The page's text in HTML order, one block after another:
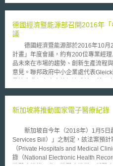
德國經濟暨能源部召開2016年
議
德國經濟暨能源部於2016年10月
計畫」年度會議，約有200位專業經
品未來在市場的趨勢、創新生產流程
意見。聯邦政府中小企業處代表
當的補助。 經濟暨能源部以「中小企業創新核心計畫」補助中小企
與的企業更具有產業競爭優勢，此計
（Zentrales Innovationsprogramm
全國範圍、不限制技術領域和行業的
包括與之合作的研究機構。ZIM計畫
499人，同時年營業額低於5000萬歐
的企業。該計畫整合過往其他許多補
新加坡將推動國家電子醫療紀錄
新加坡自今年（2018年）1月5日
Services Bill）」之制定，該法案預
（Private Hospitals and Medical
錄（National Electronic Health